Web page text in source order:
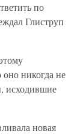
по
Глиструп
оно никогда не
исходившие
новая